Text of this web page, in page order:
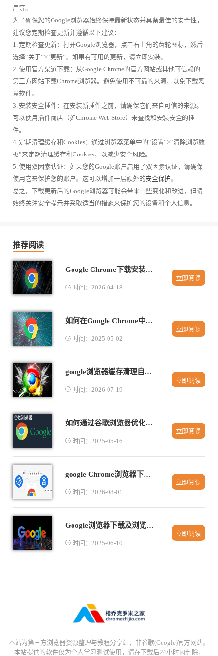
局等。
为了确保您的Google浏览器始终保持最新状态并具备最佳的安全性，
建议您定期检查更新并遵循以下建议：
1. 定期检查更新：打开Google浏览器，点击右上角的齿轮图标，然后
选择“关于”>“更新”。如果有可用的更新，请立即安装。
2. 使用官方渠道下载：从Google Chrome的官方网站或其他可信赖的
第三方网站下载Chrome浏览器。避免使用不可靠的来源，以免下载恶
意软件。
3. 安装安全插件：在安装新插件之前，请确保它们来自可信的来源。
可以使用插件商店（如Chrome Web Store）来查找和安装安全的插
件。
4. 定期清理缓存和Cookies：通过浏览器菜单中的“设置”>“清除浏览数
据”来定期清理缓存和Cookies，以减少安全风险。
5. 使用双因素认证：如果您的Google账户启用了双因素认证，请确保
使用它来保护您的账户。这可以增加一层额外的安全保护。
总之，下载更新后的Google浏览器可能会带来一些变化和改进，但请
始终关注安全提示并采取适当的措施来保护您的设备和个人信息。
推荐阅读
Google Chrome下载安装时出现闪退的系统设置调整方法
时间：2026-04-18
立即阅读
如何在Google Chrome中提升页面中JavaScript的执行效率
时间：2025-05-02
立即阅读
google浏览器缓存清理自动化技巧及工具推荐
时间：2026-07-19
立即阅读
如何通过谷歌浏览器优化网页代码的执行效率
时间：2025-05-16
立即阅读
google Chrome浏览器下载包浏览器主页快捷方式创建
时间：2026-08-01
立即阅读
Google浏览器下载及浏览器视频播放流畅度优化
时间：2025-06-10
立即阅读
本站为第三方浏览器资源整理与教程分享站，非谷歌(Google)官方网站。
本站提供的软件仅为个人学习测试使用，请在下载后24小时内删除，